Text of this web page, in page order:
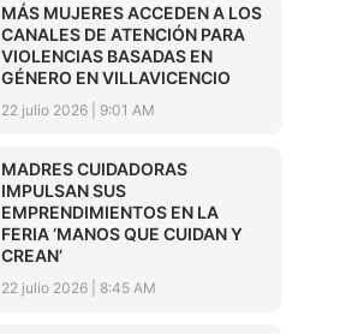
MÁS MUJERES ACCEDEN A LOS
CANALES DE ATENCIÓN PARA
VIOLENCIAS BASADAS EN
GÉNERO EN VILLAVICENCIO
22 julio 2026 9:01 AM
MADRES CUIDADORAS
IMPULSAN SUS
EMPRENDIMIENTOS EN LA
FERIA ‘MANOS QUE CUIDAN Y
CREAN’
22 julio 2026 8:45 AM